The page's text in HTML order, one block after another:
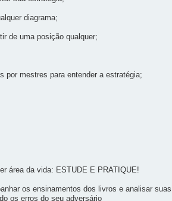
diagrama;
de uma posição qualquer;
por mestres para entender a estratégia;
área da vida: ESTUDE E PRATIQUE!
os ensinamentos dos livros e analisar
os erros do seu adversário